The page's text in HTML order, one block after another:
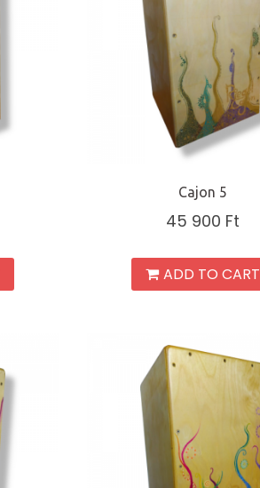
Cajon 5
45 900 Ft
ADD TO CART